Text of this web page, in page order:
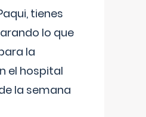
tienes
lo que
la
el hospital
la semana